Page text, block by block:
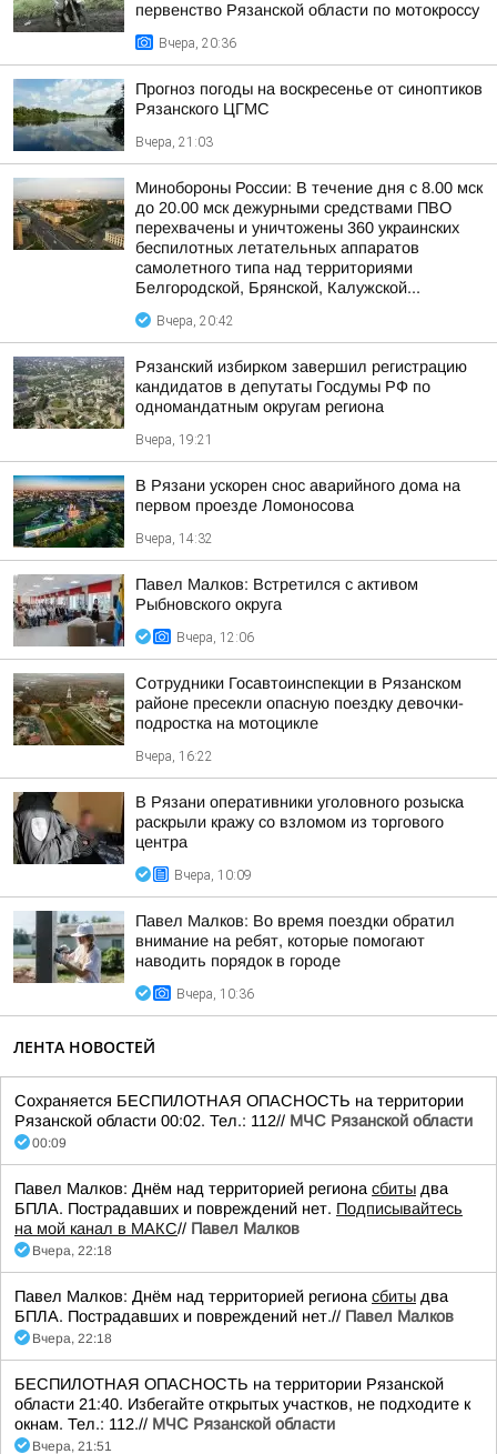
первенство Рязанской области по мотокроссу
Вчера, 20:36
Прогноз погоды на воскресенье от синоптиков
Рязанского ЦГМС
Вчера, 21:03
Минобороны России: В течение дня с 8.00 мск
до 20.00 мск дежурными средствами ПВО
перехвачены и уничтожены 360 украинских
беспилотных летательных аппаратов
самолетного типа над территориями
Белгородской, Брянской, Калужской...
Вчера, 20:42
Рязанский избирком завершил регистрацию
кандидатов в депутаты Госдумы РФ по
одномандатным округам региона
Вчера, 19:21
В Рязани ускорен снос аварийного дома на
первом проезде Ломоносова
Вчера, 14:32
Павел Малков: Встретился с активом
Рыбновского округа
Вчера, 12:06
Сотрудники Госавтоинспекции в Рязанском
районе пресекли опасную поездку девочки-
подростка на мотоцикле
Вчера, 16:22
В Рязани оперативники уголовного розыска
раскрыли кражу со взломом из торгового
центра
Вчера, 10:09
Павел Малков: Во время поездки обратил
внимание на ребят, которые помогают
наводить порядок в городе
Вчера, 10:36
ЛЕНТА НОВОСТЕЙ
Сохраняется БЕСПИЛОТНАЯ ОПАСНОСТЬ на территории
Рязанской области 00:02. Тел.: 112// МЧС Рязанской области
00:09
Павел Малков: Днём над территорией региона сбиты два
БПЛА. Пострадавших и повреждений нет. Подписывайтесь
на мой канал в МАКС// Павел Малков
Вчера, 22:18
Павел Малков: Днём над территорией региона сбиты два
БПЛА. Пострадавших и повреждений нет.// Павел Малков
Вчера, 22:18
БЕСПИЛОТНАЯ ОПАСНОСТЬ на территории Рязанской
области 21:40. Избегайте открытых участков, не подходите к
окнам. Тел.: 112.// МЧС Рязанской области
Вчера, 21:51